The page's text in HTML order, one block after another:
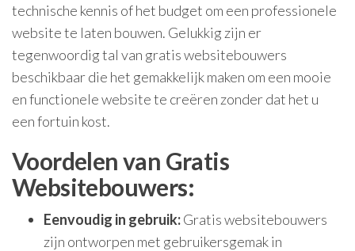
technische kennis of het budget om een professionele
website te laten bouwen. Gelukkig zijn er
tegenwoordig tal van gratis websitebouwers
beschikbaar die het gemakkelijk maken om een mooie
en functionele website te creëren zonder dat het u
een fortuin kost.
Voordelen van Gratis
Websitebouwers:
Eenvoudig in gebruik:Gratis websitebouwers
zijn ontworpen met gebruikersgemak in